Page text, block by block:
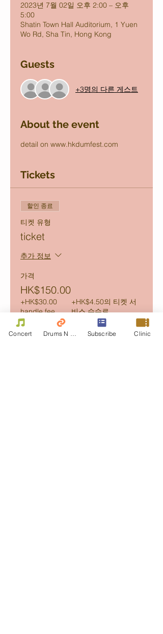
2023년 7월 02일 오후 2:00 – 오후
5:00
Shatin Town Hall Auditorium, 1 Yuen
Wo Rd, Sha Tin, Hong Kong
Guests
+3명의 다른 게스트
About the event
detail on www.hkdumfest.com
Tickets
할인 종료
티켓 유형
ticket
추가 정보
가격
HK$150.00
+HK$30.00
handle fee
+HK$4.50의 티켓 서
비스 수수료
Concert Subscribe Clinic